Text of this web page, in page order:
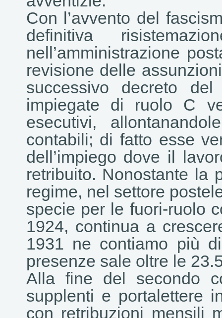
Con l’avvento del
definitiva
nell’amministrazione
revisione delle
successivo decreto
impiegate di ruolo C
esecutivi,
contabili; di fatto esse
dell’impiego dove il
retribuito. Nonostante la
regime, nel settore
specie per le fuori-ruolo
1924, continua a
1931 ne contiamo più
presenze sale oltre le
Alla fine del secondo
supplenti e portalettere
con retribuzioni mensili